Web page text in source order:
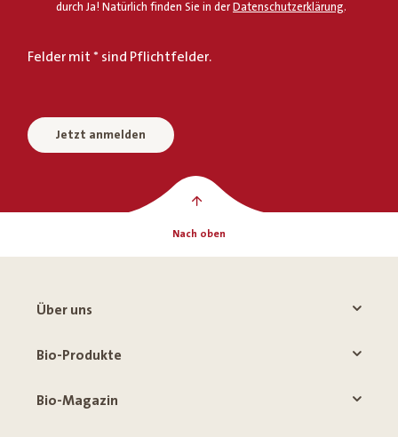
durch Ja! Natürlich finden Sie in der Datenschutzerklärung.
Felder mit * sind Pflichtfelder.
Jetzt anmelden
Nach oben
Über uns
Bio-Produkte
Bio-Magazin